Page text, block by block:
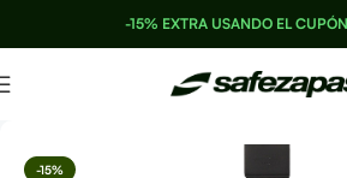
-15% EXTRA USANDO EL
-15%